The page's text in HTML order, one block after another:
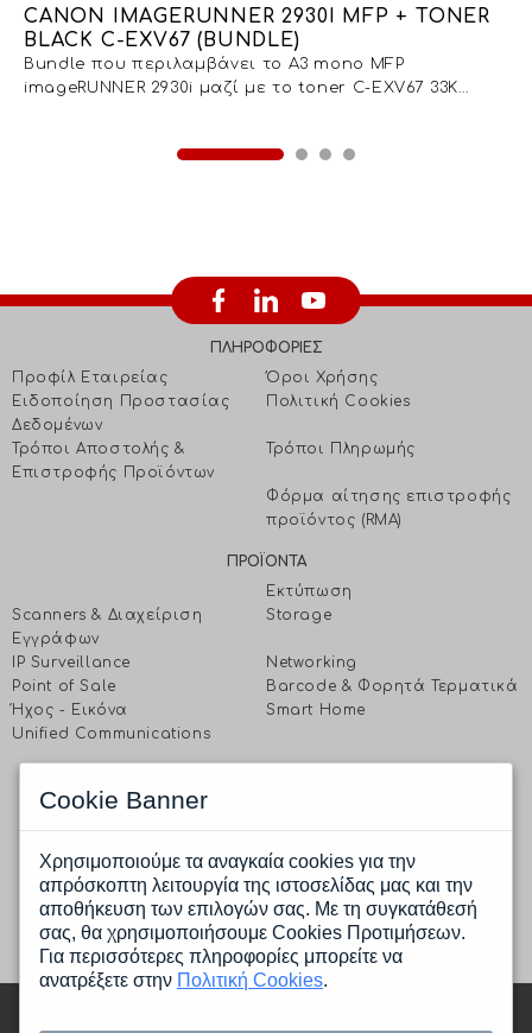
CANON IMAGERUNNER 2930I MFP + TONER
BLACK C-EXV67 (BUNDLE)
Bundle που περιλαμβάνει το A3 mono MFP
imageRUNNER 2930i μαζί με το toner C-EXV67 33K
ΠΛΗΡΟΦΟΡΙΕΣ
Προφίλ Εταιρείας
Όροι Χρήσης
Ειδοποίηση Προστασίας
Δεδομένων
Πολιτική Cookies
Τρόποι Αποστολής &
Επιστροφής Προϊόντων
Τρόποι Πληρωμής
Φόρμα αίτησης επιστροφής
προϊόντος (RMA)
ΠΡΟΪΟΝΤΑ
Εκτύπωση
Scanners & Διαχείριση
Eγγράφων
Storage
IP Surveillance
Networking
Point of Sale
Barcode & Φορητά Τερματικά
Ήχος - Εικόνα
Smart Home
Unified Communications
Ραφαηλίδη 1 & Αγρινίου, 177 78 Ταύρος, Αθήνα
Δευτέρα έως Παρασκευή: 9.00 πμ -17.00 μμ
Tηλ.: (+30) 210 4805800
Fax.: (+30) 210 4805801
Email:
info@cpi.gr
Cookie Banner
Χρησιμοποιούμε τα αναγκαία cookies για την
απρόσκοπτη λειτουργία της ιστοσελίδας μας και την
αποθήκευση των επιλογών σας. Με τη συγκατάθεσή
σας, θα χρησιμοποιήσουμε Cookies Προτιμήσεων.
Για περισσότερες πληροφορίες μπορείτε να
ανατρέξετε στην Πολιτική Cookies.